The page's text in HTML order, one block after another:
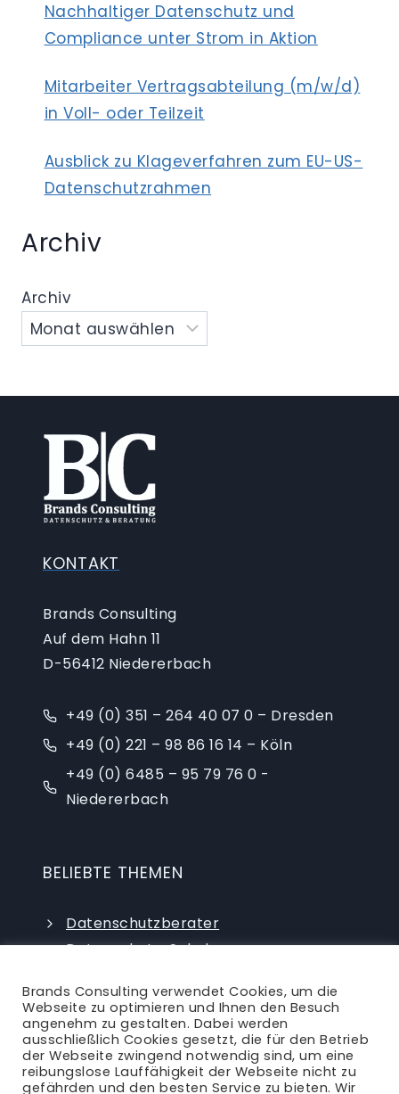
Nachhaltiger Datenschutz und
Compliance unter Strom in Aktion
Mitarbeiter Vertragsabteilung (m/w/d)
in Voll- oder Teilzeit
Ausblick zu Klageverfahren zum EU-US-
Datenschutzrahmen
Archiv
Archiv
KONTAKT
Brands Consulting
Auf dem Hahn 11
D-56412 Niedererbach
+49 (0) 351 – 264 40 07 0 – Dresden
+49 (0) 221 – 98 86 16 14 – Köln
+49 (0) 6485 – 95 79 76 0 -
Niedererbach
BELIEBTE THEMEN
Datenschutzberater
Datenschutz-Schulungen
externer Datenschutzbeauftragter
Brands Consulting verwendet Cookies, um die
Webseite zu optimieren und Ihnen den Besuch
angenehm zu gestalten. Dabei werden
ausschließlich Cookies gesetzt, die für den Betrieb
der Webseite zwingend notwendig sind, um eine
reibungslose Lauffähigkeit der Webseite nicht zu
gefährden und den besten Service zu bieten. Wir